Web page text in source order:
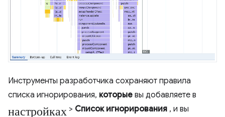
Инструменты разработчика сохраняют правила
списка игнорирования, которые вы добавляете в
настройках > Список игнорирования , и вы